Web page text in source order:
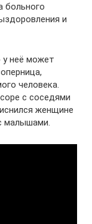
больного
и
у неё может
человека.
с соседями
женщине
малышами.